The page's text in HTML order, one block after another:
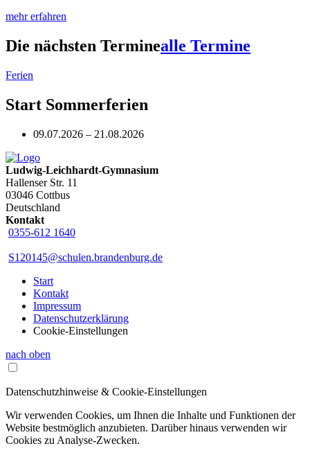
mehr erfahren
Die nächsten Terminealle Termine
Ferien
Start Sommerferien
09.07.2026 – 21.08.2026
Ludwig-Leichhardt-Gymnasium
Hallenser Str. 11
03046 Cottbus
Deutschland
Kontakt
0355-612 1640
S120145@schulen.brandenburg.de
Start
Kontakt
Impressum
Datenschutzerklärung
Cookie-Einstellungen
nach oben
Datenschutzhinweise & Cookie-Einstellungen
Wir verwenden Cookies, um Ihnen die Inhalte und Funktionen der
Website bestmöglich anzubieten. Darüber hinaus verwenden wir
Cookies zu Analyse-Zwecken.